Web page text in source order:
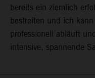
bereits ein ziemlich
bestreiten und ich
professionell abläuft
intensive, spannende